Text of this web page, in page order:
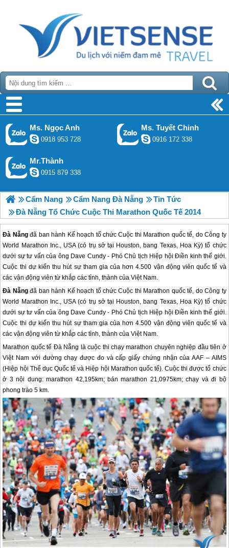
Ms. Ngọc Anh
0918 953 728
Ms. Tuyết Chinh
0916 172 338
Mr.Thành
0915 879 338
Cẩm Nang Cẩm Nang Đà Nẵng
Tin Tức
Đà Nẵng Tổ Chức Cuộc Thi Marathon Quốc Tế 2014
Đà Nẵng đã ban hành Kế hoạch tổ chức Cuộc thi Marathon quốc tế, do Công ty
World Marathon Inc., USA (có trụ sở tại Houston, bang Texas, Hoa Kỳ) tổ chức
dưới sự tư vấn của ông Dave Cundy - Phó Chủ tịch Hiệp hội Điền kinh thế giới.
Cuộc thi dự kiến thu hút sự tham gia của hơn 4.500 vận động viên quốc tế và
các vận động viên từ khắp các tỉnh, thành của Việt Nam.
Đà Nẵng đã ban hành Kế hoạch tổ chức Cuộc thi Marathon quốc tế, do Công ty
World Marathon Inc., USA (có trụ sở tại Houston, bang Texas, Hoa Kỳ) tổ chức
dưới sự tư vấn của ông Dave Cundy - Phó Chủ tịch Hiệp hội Điền kinh thế giới.
Cuộc thi dự kiến thu hút sự tham gia của hơn 4.500 vận động viên quốc tế và
các vận động viên từ khắp các tỉnh, thành của Việt Nam.
Marathon quốc tế Đà Nẵng là cuộc thi chạy marathon chuyên nghiệp đầu tiên ở
Việt Nam với đường chạy được đo và cấp giấy chứng nhận của AAF – AIMS
(Hiệp hội Thể dục Quốc tế và Hiệp hội Marathon quốc tế). Cuộc thi được tổ chức
ở 3 nội dung: marathon 42,195km; bán marathon 21,0975km; chạy và đi bộ
phong trào 5 km.